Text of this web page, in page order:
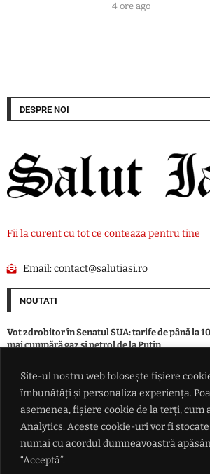
Site-ul nostru web folosește fișiere
îmbunătăți și personaliza experiența.
asemenea, fișiere cookie de la terți, cum
Analytics. Aceste cookie-uri vor fi
numai cu acordul dumneavoastră
“Acceptă”.
4 ore ago
DESPRE NOI
Fii la curent cu tot ce conteaza pentru tine
Email:contact@salutiasi.ro
NOUTATI
Vot zdrobitor în Senatul SUA: tarife de până la
mai cumpără gaz și petrol de la Putin
România indicată drept câștigătoare în lupta
Balcani: De ce Bulgaria se teme că va rămâne o
Schengen de la Atena la Budapesta
Dinamo București a fost învinsă de Sporting
din Portugalia